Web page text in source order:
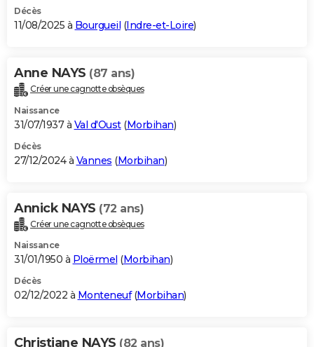
Décès
11/08/2025 à Bourgueil (Indre-et-Loire)
Anne NAYS (87 ans)
Créer une cagnotte obsèques
Naissance
31/07/1937 à Val d'Oust(Morbihan)
Décès
27/12/2024 à Vannes (Morbihan)
Annick NAYS (72 ans)
Créer une cagnotte obsèques
Naissance
31/01/1950 à Ploërmel (Morbihan)
Décès
02/12/2022 à Monteneuf(Morbihan)
Christiane NAYS (82 ans)